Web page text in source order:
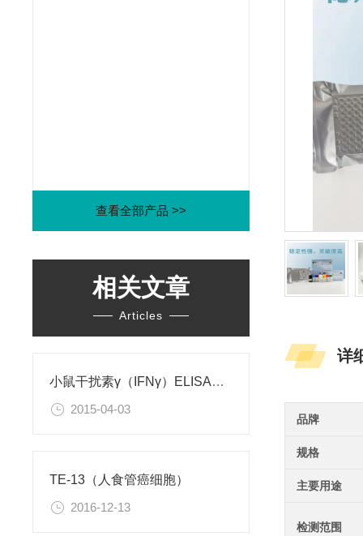
查看全部产品 >>
相关文章
Articles
小鼠干扰素γ（IFNγ）ELISA试剂盒
2015-04-03
TE-13（人食管癌细胞）
2016-12-13
详
品牌
规格
主要用途
检测范围